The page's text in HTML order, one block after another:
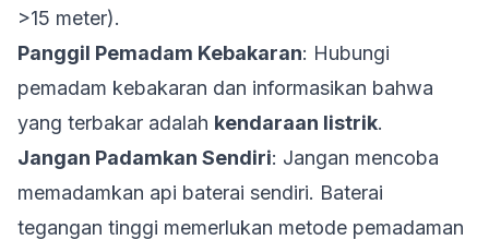
>15 meter).
Panggil Pemadam Kebakaran: Hubungi
pemadam kebakaran dan informasikan bahwa
yang terbakar adalah kendaraan listrik.
Jangan Padamkan Sendiri: Jangan mencoba
memadamkan api baterai sendiri. Baterai
tegangan tinggi memerlukan metode pemadaman